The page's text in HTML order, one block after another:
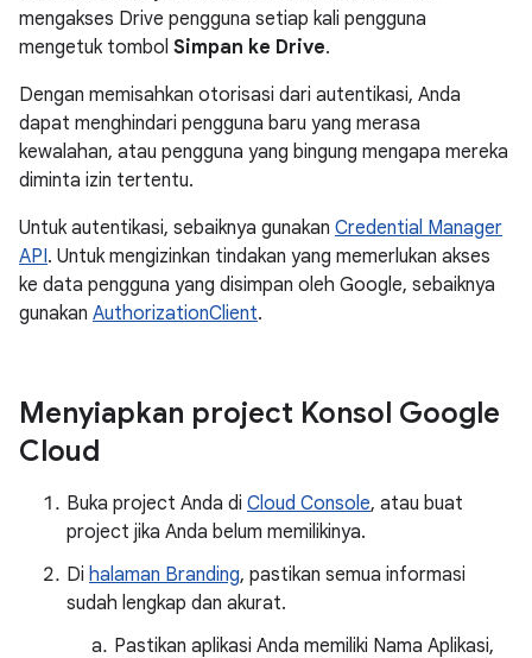
mengakses Drive pengguna setiap kali pengguna
mengetuk tombol Simpan ke Drive.
Dengan memisahkan otorisasi dari autentikasi, Anda
dapat menghindari pengguna baru yang merasa
kewalahan, atau pengguna yang bingung mengapa mereka
diminta izin tertentu.
Untuk autentikasi, sebaiknya gunakan Credential Manager
API. Untuk mengizinkan tindakan yang memerlukan akses
ke data pengguna yang disimpan oleh Google, sebaiknya
gunakan AuthorizationClient.
Menyiapkan project Konsol Google
Cloud
Buka project Anda di Cloud Console, atau buat
project jika Anda belum memilikinya.
Di halaman Branding, pastikan semua informasi
sudah lengkap dan akurat.
Pastikan aplikasi Anda memiliki Nama Aplikasi,